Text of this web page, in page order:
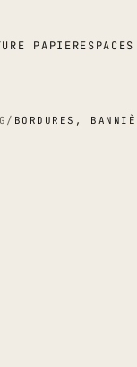
PAPIERESPACES
/ BORDURES,